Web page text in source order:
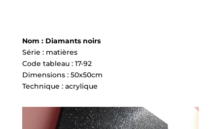
Nom : Diamants noirs
Série : matières
Code tableau : 17-92
Dimensions : 50x50cm
Technique : acrylique